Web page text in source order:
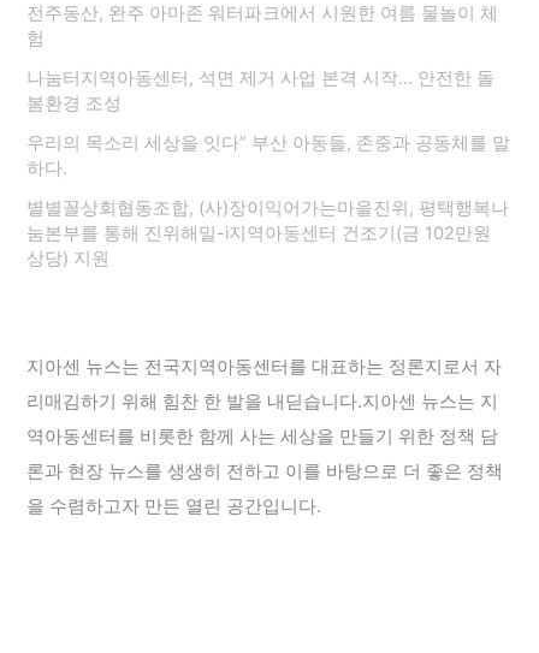
전주동산, 완주 아마존 워터파크에서 시원한 여름 물놀이 체
험
나눔터지역아동센터, 석면 제거 사업 본격 시작… 안전한 돌
봄환경 조성
우리의 목소리 세상을 잇다” 부산 아동들, 존중과 공동체를 말
하다.
별별꼴상회협동조합, (사)장이익어가는마을진위, 평택행복나
눔본부를 통해 진위해밀-i지역아동센터 건조기(금 102만원
상당) 지원
지아센 뉴스는 전국지역아동센터를 대표하는 정론지로서 자
리매김하기 위해 힘찬 한 발을 내딛습니다.지아센 뉴스는 지
역아동센터를 비롯한 함께 사는 세상을 만들기 위한 정책 담
론과 현장 뉴스를 생생히 전하고 이를 바탕으로 더 좋은 정책
을 수렴하고자 만든 열린 공간입니다.